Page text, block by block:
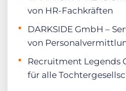
von HR-Fachkräften
DARKSIDE GmbH –
von
Recruitment Legends
für alle